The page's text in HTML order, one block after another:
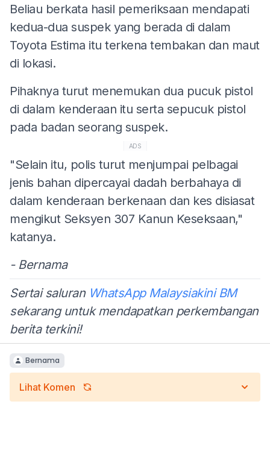
Beliau berkata hasil pemeriksaan mendapati
kedua-dua suspek yang berada di dalam
Toyota Estima itu terkena tembakan dan maut
di lokasi.
Pihaknya turut menemukan dua pucuk pistol
di dalam kenderaan itu serta sepucuk pistol
pada badan seorang suspek.
ADS
"Selain itu, polis turut menjumpai pelbagai
jenis bahan dipercayai dadah berbahaya di
dalam kenderaan berkenaan dan kes disiasat
mengikut Seksyen 307 Kanun Keseksaan,"
katanya.
- Bernama
Sertai saluran WhatsApp Malaysiakini BM
sekarang untuk mendapatkan perkembangan
berita terkini!
Bernama
Lihat Komen